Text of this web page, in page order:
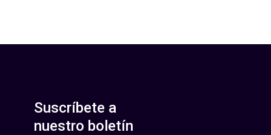
Suscríbete a
nuestro boletín